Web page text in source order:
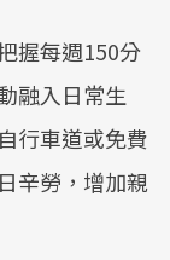
握每週150分
融入日常生
行車道或免費
辛勞，增加親